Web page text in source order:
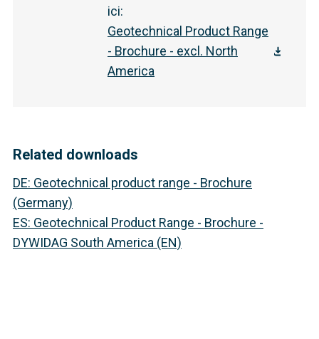
ici:
Geotechnical Product Range
- Brochure - excl. North
America
Related downloads
DE: Geotechnical product range - Brochure
(Germany)
ES: Geotechnical Product Range - Brochure -
DYWIDAG South America (EN)